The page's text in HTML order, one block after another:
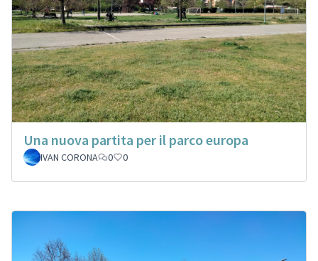
Una nuova partita per il parco europa
IVAN CORONA 0 0